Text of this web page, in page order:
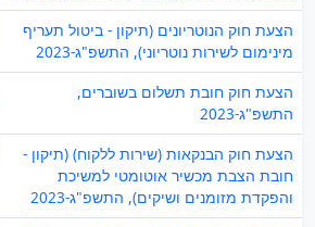
הצעת חוק הנוטריונים (תיקון - ביטול תעריף
מינימום לשירות נוטריוני), התשפ"ג-2023
הצעת חוק חובת תשלום בשוברים,
התשפ"ג-2023
הצעת חוק הבנקאות (שירות ללקוח) (תיקון -
חובת הצבת מכשיר אוטומטי למשיכת
והפקדת מזומנים ושיקים), התשפ"ג-2023